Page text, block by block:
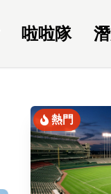
啦啦隊
熱門